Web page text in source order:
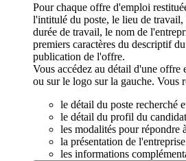
Pour chaque offre d'emploi
l'intitulé du poste, le lieu de travail,
durée de travail, le nom de
premiers caractères du descriptif
publication de l'offre.
Vous accédez au détail d'une
ou sur le logo sur la gauche. Vous
le détail du poste recherché
le détail du profil du
les modalités pour répondre
la présentation de
les informations